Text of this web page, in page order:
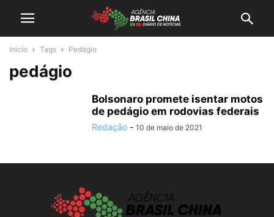
Início Tags Pedágio
pedágio
Bolsonaro promete isentar motos
de pedágio em rodovias federais
Redação - 10 de maio de 2021